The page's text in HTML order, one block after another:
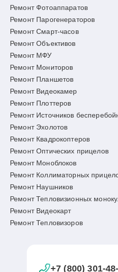
Ремонт Фотоаппаратов
Ремонт Парогенераторов
Ремонт Смарт-часов
Ремонт Объективов
Ремонт МФУ
Ремонт Мониторов
Ремонт Планшетов
Ремонт Видеокамер
Ремонт Плоттеров
Ремонт Источников
Ремонт Эхолотов
Ремонт Квадрокоптеров
Ремонт Оптических прицелов
Ремонт Моноблоков
Ремонт Коллиматорных
Ремонт Наушников
Ремонт Тепловизионных
Ремонт Видеокарт
Ремонт Тепловизоров
+7 (800) 301-